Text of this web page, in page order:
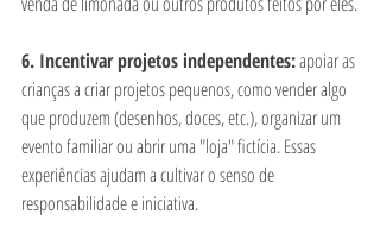
6. Incentivar projetos independentes: apoiar as
crianças a criar projetos pequenos, como vender algo
que produzem (desenhos, doces, etc.), organizar um
evento familiar ou abrir uma "loja" fictícia. Essas
experiências ajudam a cultivar o senso de
responsabilidade e iniciativa.